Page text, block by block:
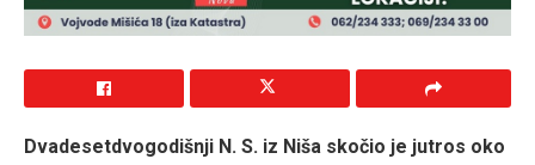
Dvadesetdvogodišnji N. S. iz Niša skočio je jutros oko